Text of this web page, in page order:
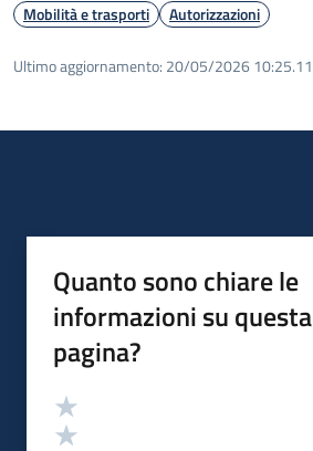
Mobilità e trasporti Autorizzazioni
Ultimo aggiornamento: 20/05/2026 10:25.11
Quanto sono chiare le
informazioni su questa
pagina?
Valutazione